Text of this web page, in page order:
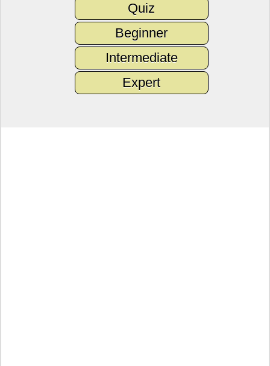
Quiz
Beginner
Intermediate
Expert